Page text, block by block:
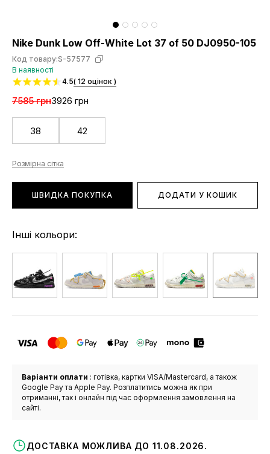
Nike Dunk Low Off-White Lot 37 of 50 DJ0950-105
Код товару:S-57577
В наявності
4.5( 12 оцінок )
7585 грн3926 грн
38 42
Розмірна сітка
ШВИДКА ПОКУПКА ДОДАТИ У КОШИК
Інші кольори:
Варіанти оплати : готівка, картки VISA/Mastercard, а також
Google Pay та Apple Pay. Розплатитись можна як при
отриманні, так і онлайн під час оформлення замовлення на
сайті.
ДОСТАВКА МОЖЛИВА ДО 11.08.2026.